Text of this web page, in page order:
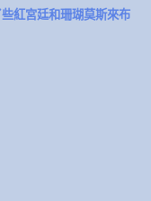
紅宮廷和珊瑚莫斯來布